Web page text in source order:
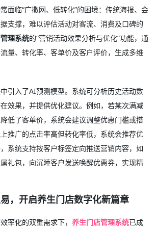
面临“广撒网、低转化”的困境：传统海报、会
支撑，难以评估活动对客流、消费及口碑的
理系统的“营销活动效果分析与优化”功能，通
量、转化率、客单价及客户评价，生成多维
引入了AI预测模型。系统可分析历史活动数
效果，并提供优化建议。例如，若某次满减
低了客单价，系统会建议调整优惠门槛或搭
推广的点击率高但转化率低，系统会推荐优
系统支持按客户标签定向推送营销内容，如
礼包，向沉睡客户发送唤醒优惠券，实现精
，开启养生门店数字化新篇章
率化的双重需求下， 养生门店管理系统已成